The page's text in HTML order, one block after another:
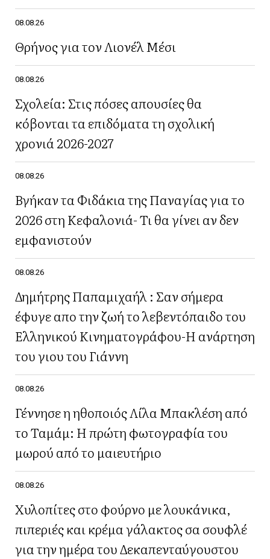
08.08.26
Θρήνος για τον Λιονέλ Μέσι
08.08.26
Σχολεία: Στις πόσες απουσίες θα
κόβονται τα επιδόματα τη σχολική
χρονιά 2026-2027
08.08.26
Βγήκαν τα Φιδάκια της Παναγίας για το
2026 στη Κεφαλονιά- Τι θα γίνει αν δεν
εμφανιστούν
08.08.26
Δημήτρης Παπαμιχαήλ : Σαν σήμερα
έφυγε απο την ζωή το λεβεντόπαιδο του
Ελληνικού Κινηματογράφου-Η ανάρτηση
του γιου του Γιάννη
08.08.26
Γέννησε η ηθοποιός Λίλα Μπακλέση από
το Ταμάμ: Η πρώτη φωτογραφία του
μωρού από το μαιευτήριο
08.08.26
Χυλοπίτες στο φούρνο με λουκάνικα,
πιπεριές και κρέμα γάλακτος σα σουφλέ
για την ημέρα του Δεκαπενταύγουστου